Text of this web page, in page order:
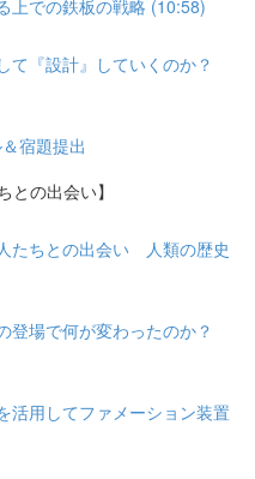
での鉄板の戦略 (10:58)
『設計』していくのか？
宿題提出
の出会い】
たちとの出会い 人類の歴史
場で何が変わったのか？
用してファメーション装置